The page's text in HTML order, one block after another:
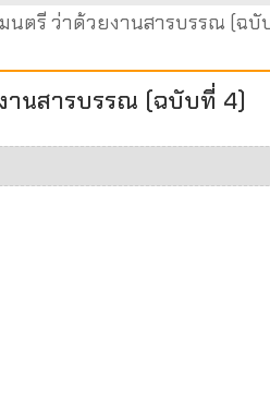
นตรี ว่าด้วยงานสารบรรณ (ฉบั
านสารบรรณ (ฉบับที่ 4)